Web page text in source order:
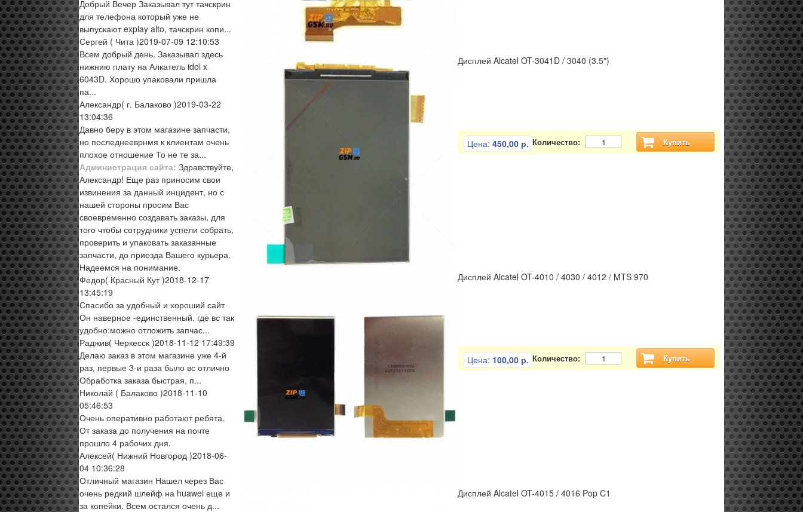
Добрый Вечер Заказывал тут тачскрин
для телефона который уже не
выпускают explay alto, тачскрин копи...
Сергей ( Чита )2019-07-09 12:10:53
Всем добрый день. Заказывал здесь
нижнию плату на Алкатель idol x
6043D. Хорошо упаковали пришла
па...
Александр( г. Балаково )2019-03-22
13:04:36
Давно беру в этом магазине запчасти,
но последнееврнмя к клиентам очень
плохое отношение То не те за...
Администрация сайта: Здравствуйте,
Александр! Еще раз приносим свои
извинения за данный инцидент, но с
нашей стороны просим Вас
своевременно создавать заказы, для
того чтобы сотрудники успели собрать,
проверить и упаковать заказанные
запчасти, до приезда Вашего курьера.
Надеемся на понимание.
Федор( Красный Кут )2018-12-17
13:45:19
Спасибо за удобный и хороший сайт
Он наверное -единственный, где вс так
удобно:можно отложить запчас...
Раджив( Черкесск )2018-11-12 17:49:39
Делаю заказ в этом магазине уже 4-й
раз, первые 3-и раза было вс отлично
Обработка заказа быстрая, п...
Николай ( Балаково )2018-11-10
05:46:53
Очень оперативно работают ребята.
От заказа до получения на почте
прошло 4 рабочих дня.
Алексей( Нижний Новгород )2018-06-
04 10:36:28
Отличный магазин Нашел через Вас
очень редкий шлейф на huawei еще и
за копейки. Всем остался очень д...
Дисплей Alcatel OT-3041D / 3040 (3.5")
Цена: 450,00 р. Количество: Купить
Дисплей Alcatel OT-4010 / 4030 / 4012 / MTS 970
Цена: 100,00 р. Количество: Купить
Дисплей Alcatel OT-4015 / 4016 Pop C1